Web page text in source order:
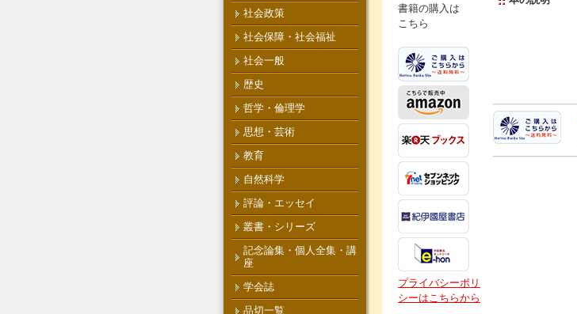
書籍の購入は
こちら
プライバシーポリ
シーはこちらから
社会政策
社会保障・社会福祉
社会一般
歴史
哲学・倫理学
思想・芸術
教育
自然科学
評論・エッセイ
叢書・シリーズ
記念論集・個人全集・講
座
学会誌
品切一覧